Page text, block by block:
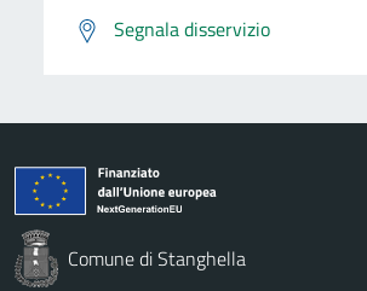
Segnala disservizio
Comune di Stanghella